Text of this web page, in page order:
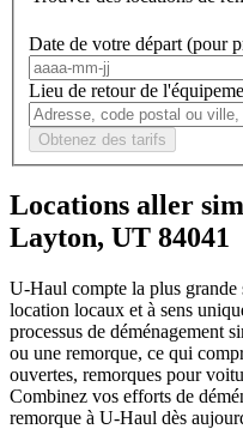
Date de votre départ (pour
Lieu de retour de
Obtenez des tarifs
Locations aller
Layton, UT 84041
U-Haul compte la plus grande
location locaux et à sens
processus de déménagement
ou une remorque, ce qui
ouvertes, remorques pour
Combinez vos efforts de
remorque à U-Haul dès